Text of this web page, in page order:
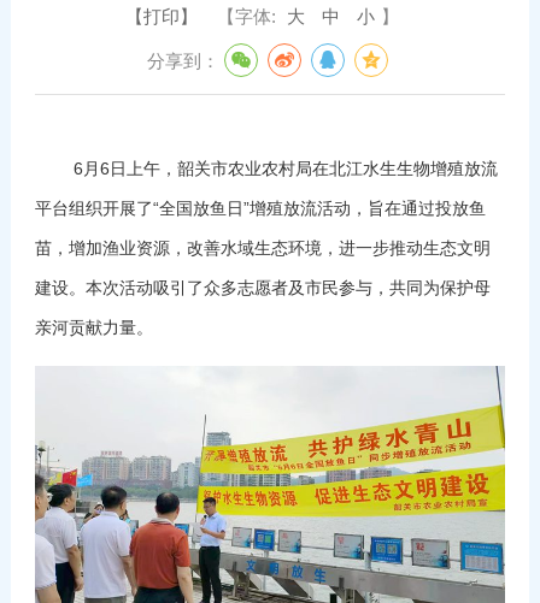
【打印】 【字体: 大 中 小 】
分享到：
6月6日上午，韶关市农业农村局在北江水生生物增殖放流
平台组织开展了“全国放鱼日”增殖放流活动，旨在通过投放鱼
苗，增加渔业资源，改善水域生态环境，进一步推动生态文明
建设。本次活动吸引了众多志愿者及市民参与，共同为保护母
亲河贡献力量。